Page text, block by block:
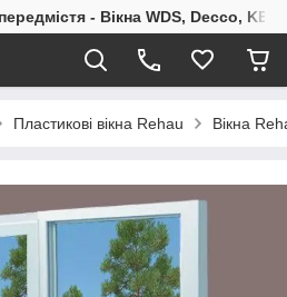
- Вікна WDS, Decco,
Пластикові вікна Rehau Вікна